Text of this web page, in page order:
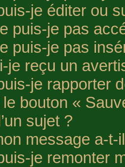
je éditer ou
puis-je pas
puis-je pas
je reçu un
je rapporter
bouton «
sujet ?
message a-t-
je remonter